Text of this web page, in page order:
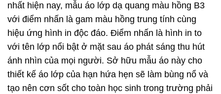
nhất hiện nay, mẫu áo lớp dạ quang màu hồng B3
với điểm nhấn là gam màu hồng trung tính cùng
hiệu ứng hình in độc đáo. Điểm nhấn là hình in to
với tên lớp nổi bật ở mặt sau áo phát sáng thu hút
ánh nhìn của mọi người. Sở hữu mẫu áo này cho
thiết kế áo lớp của hạn hứa hẹn sẽ làm bùng nổ và
tạo nên cơn sốt cho toàn học sinh trong trường phải